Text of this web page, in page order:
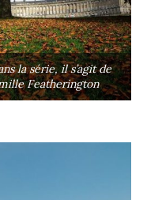
la série, il s’agit de
Featherington